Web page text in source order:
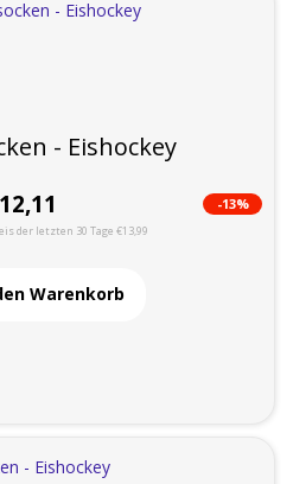
- Eishockey
-13%
der letzten 30 Tage €13,99
Warenkorb